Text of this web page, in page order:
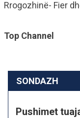
Rrogozhinë- Fier
Top Channel
SONDAZH
Pushimet